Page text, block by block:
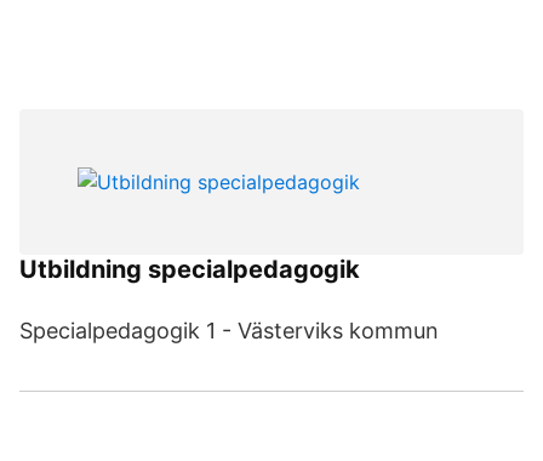
Utbildning specialpedagogik
Specialpedagogik 1 - Västerviks kommun